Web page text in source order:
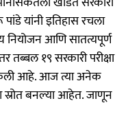
पांडे यांनी इतिहास रचला
नियोजन आणि सातत्यपूर्ण
तब्बल १९ सरकारी परीक्षा
आहे. आज त्या अनेक
स्रोत बनल्या आहेत. जाणून